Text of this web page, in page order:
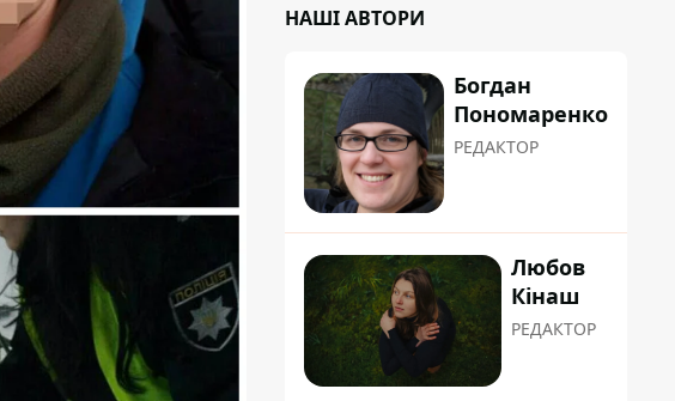
НАШІ АВТОРИ
Богдан
Пономаренко
РЕДАКТОР
Любов
Кінаш
РЕДАКТОР